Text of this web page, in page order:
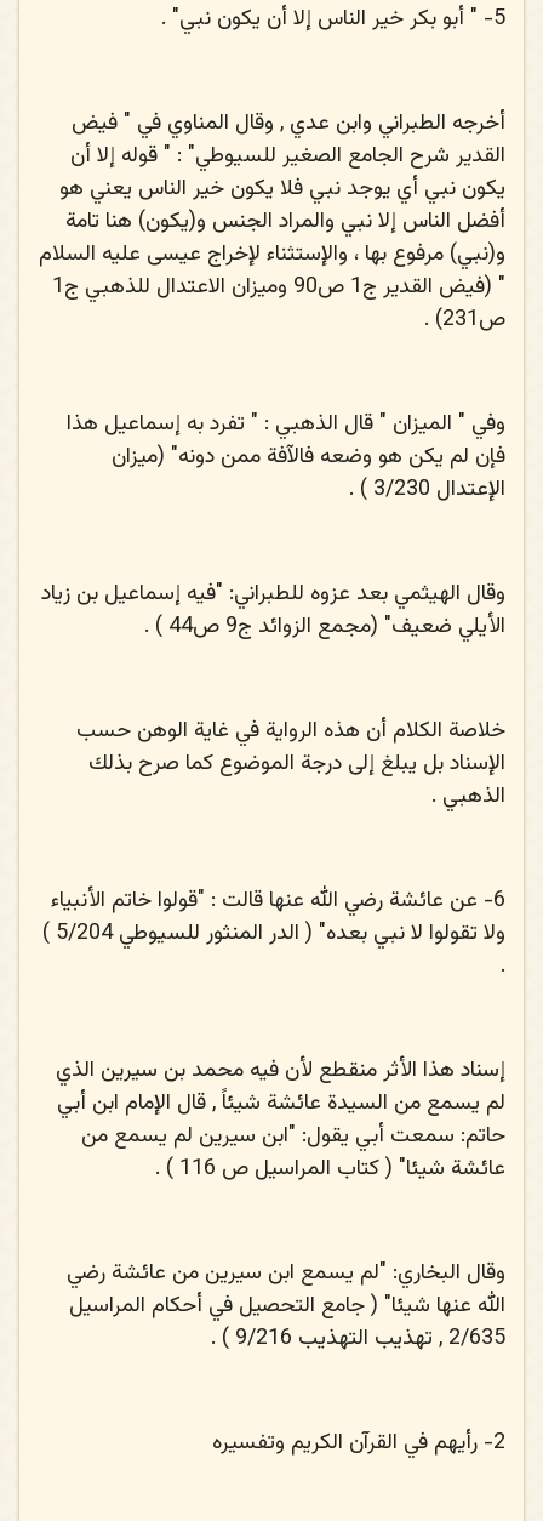
5- " أبو بكر خير الناس إلا أن يكون نبي" .
أخرجه الطبراني وابن عدي , وقال المناوي في " فيض
القدير شرح الجامع الصغير للسيوطي" : " قوله إلا أن
يكون نبي أي يوجد نبي فلا يكون خير الناس يعني هو
أفضل الناس إلا نبي والمراد الجنس و(يكون) هنا تامة
و(نبي) مرفوع بها ، والإستثناء لإخراج عيسى عليه السلام
" (فيض القدير ج1 ص90 وميزان الاعتدال للذهبي ج1
ص231) .
وفي " الميزان " قال الذهبي : " تفرد به إسماعيل هذا
فإن لم يكن هو وضعه فالآفة ممن دونه" (ميزان
الإعتدال 3/230 ) .
وقال الهيثمي بعد عزوه للطبراني: "فيه إسماعيل بن زياد
الأيلي ضعيف" (مجمع الزوائد ج9 ص44 ) .
خلاصة الكلام أن هذه الرواية في غاية الوهن حسب
الإسناد بل يبلغ إلى درجة الموضوع كما صرح بذلك
الذهبي .
6- عن عائشة رضي الله عنها قالت : "قولوا خاتم الأنبياء
ولا تقولوا لا نبي بعده" ( الدر المنثور للسيوطي 5/204 )
.
إسناد هذا الأثر منقطع لأن فيه محمد بن سيرين الذي
لم يسمع من السيدة عائشة شيئاً , قال الإمام ابن أبي
حاتم: سمعت أبي يقول: "ابن سيرين لم يسمع من
عائشة شيئا" ( كتاب المراسيل ص 116 ) .
وقال البخاري: "لم يسمع ابن سيرين من عائشة رضي
الله عنها شيئا" ( جامع التحصيل في أحكام المراسيل
2/635 , تهذيب التهذيب 9/216 ) .
2- رأيهم في القرآن الكريم وتفسيره